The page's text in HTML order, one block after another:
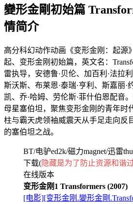
變形金剛初始篇
情简介
高分科幻动作动画《变形金刚：起源
起、变形金刚初始篇，英文名：
雷执导，安德鲁·贝伦、加百利·法拉
斯沃斯、布莱恩·泰瑞·亨利、斯嘉丽·
凯、乔·哈姆、劳伦斯·菲什伯恩配音
母星塞伯坦，聚焦变形金刚的青年时
柱与霸天虎领袖威震天从手足走向反
的塞伯坦之战。
BT/电驴ed2k/磁力magnet/迅雷
下载(隐藏是为了防止资源和谐
在线版本
变形金刚1 Transformers (2007)
[电影][变形金刚.變形金剛